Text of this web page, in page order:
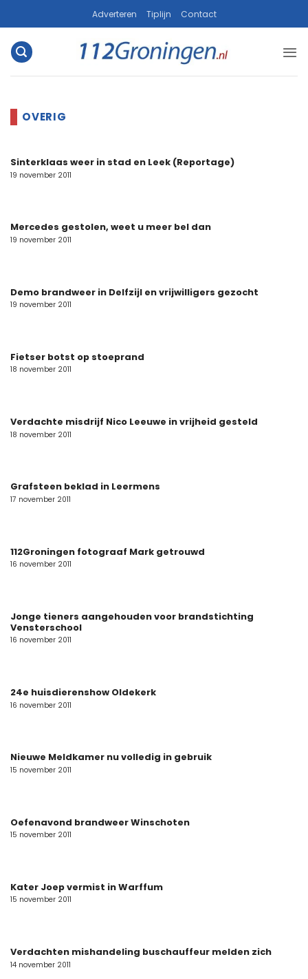
naar
inhoud
Adverteren Tiplijn Contact
Sinterklaas weer in stad en Leek (Reportage)
19 november 2011
Mercedes gestolen, weet u meer bel dan
19 november 2011
Demo brandweer in Delfzijl en vrijwilligers gezocht
19 november 2011
Fietser botst op stoeprand
18 november 2011
Verdachte misdrijf Nico Leeuwe in vrijheid gesteld
18 november 2011
Grafsteen beklad in Leermens
17 november 2011
112Groningen fotograaf Mark getrouwd
16 november 2011
Jonge tieners aangehouden voor brandstichting
Vensterschool
16 november 2011
24e huisdierenshow Oldekerk
16 november 2011
Nieuwe Meldkamer nu volledig in gebruik
15 november 2011
Oefenavond brandweer Winschoten
15 november 2011
Kater Joep vermist in Warffum
15 november 2011
Verdachten mishandeling buschauffeur melden zich
14 november 2011